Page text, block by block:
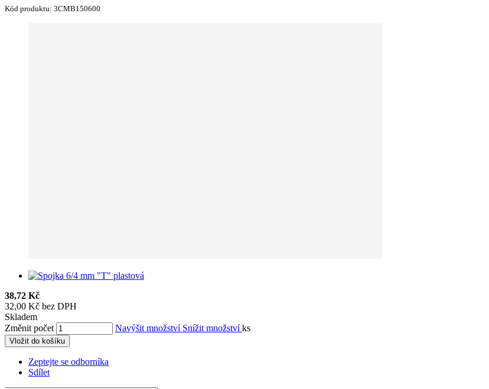
Kód produktu: 3CMB150600
38,72 Kč
32,00 Kč bez DPH
Skladem
Změnit počet
Navýšit množství Snížit množstvíks
Vložit do košíku
Zeptejte se odborníka
Sdílet